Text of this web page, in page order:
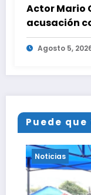
Actor Mario
acusación
advirtió que
es ilegal en
Agosto 5,
Puede